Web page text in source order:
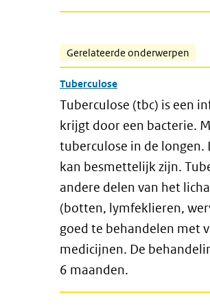
Gerelateerde onderwerpen
Tuberculose
Tuberculose (tbc) is een
krijgt door een bacterie.
tuberculose in de longen.
kan besmettelijk zijn.
andere delen van het
(botten, lymfeklieren,
goed te behandelen met
medicijnen. De
6 maanden.